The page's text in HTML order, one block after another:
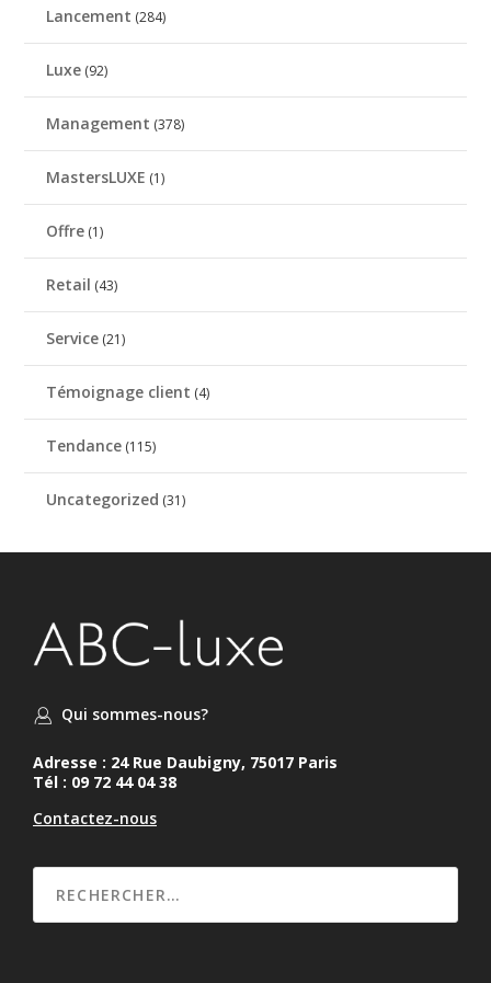
Lancement (284)
Luxe (92)
Management (378)
MastersLUXE (1)
Offre (1)
Retail (43)
Service (21)
Témoignage client (4)
Tendance (115)
Uncategorized (31)
Qui sommes-nous?
Adresse : 24 Rue Daubigny, 75017 Paris
Tél : 09 72 44 04 38
Contactez-nous